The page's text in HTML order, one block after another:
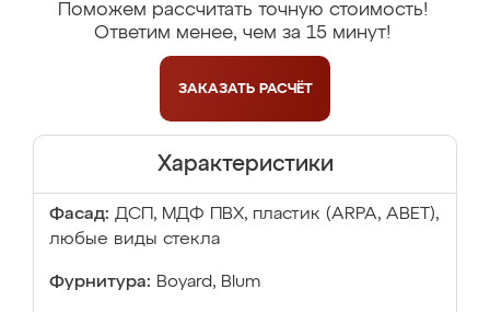
Поможем рассчитать точную стоимость!
Ответим менее, чем за 15 минут!
ЗАКАЗАТЬ РАСЧЁТ
Характеристики
Фасад: ДСП, МДФ ПВХ, пластик (ARPA, ABET),
любые виды стекла
Фурнитура: Boyard, Blum